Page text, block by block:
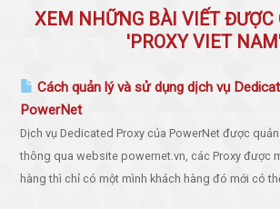
XEM NHỮNG BÀI VIẾT ĐƯỢC
'PROXY VIET
Cách quản lý và sử dụng dịch vụ
PowerNet
Dịch vụ Dedicated Proxy của PowerNet được
thông qua website powernet.vn, các Proxy được
hàng thì chỉ có một mình khách hàng đó mới có